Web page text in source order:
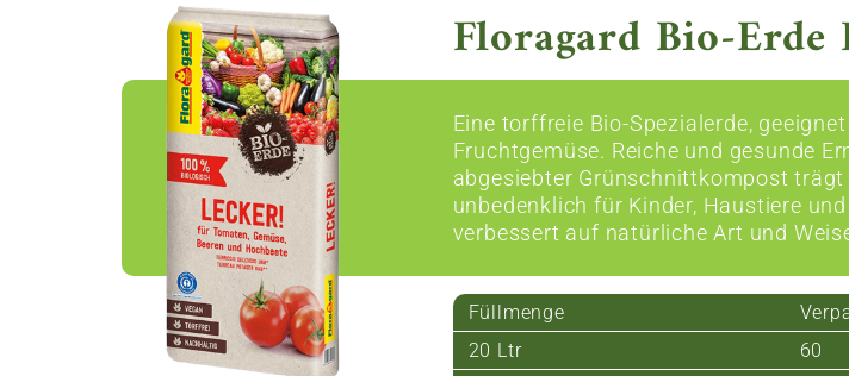
Floragard Bio-
Eine torffreie Bio-Spezialerde,
Fruchtgemüse. Reiche und gesunde
abgesiebter Grünschnittkompost
unbedenklich für Kinder, Haustiere
verbessert auf natürliche Art und
Füllmenge
20 Ltr
60